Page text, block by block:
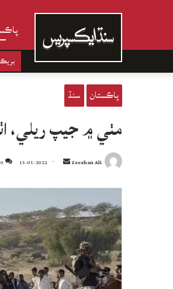
پاڪستان سنڌ
مٺي ۾ جيپ ريلي،
Zeeshan Ali
Send
email
15-01-2022
0